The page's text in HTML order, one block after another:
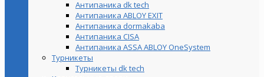
Антипаника dk tech
Антипаника ABLOY EXIT
Антипаника dormakaba
Антипаника СISA
Антипаника ASSA ABLOY OneSystem
Турникеты
Турникеты dk tech